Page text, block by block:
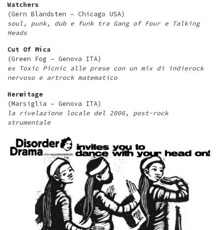
Watchers
(Gern Blandsten – Chicago USA)
soul, punk, dub e funk tra Gang of Four e Talking
Heads
Cut Of Mica
(Green Fog – Genova ITA)
ex Toxic Picnic alle prese con un mix di indierock
nervoso e artrock matematico
Hermitage
(Marsiglia – Genova ITA)
la rivelazione locale del 2006, post-rock
strumentale